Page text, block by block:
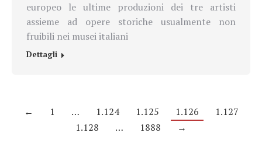
europeo le ultime produzioni dei tre artisti
assieme ad opere storiche usualmente non
fruibili nei musei italiani
Dettagli
← 1 … 1.124 1.125 1.126
1.127
1.128
… 1888 →